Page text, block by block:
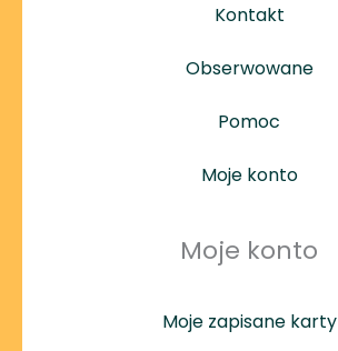
Kontakt
Obserwowane
Pomoc
Moje konto
Moje konto
Moje zapisane karty